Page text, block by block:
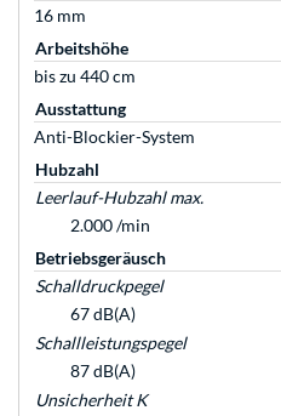
16 mm
Arbeitshöhe
bis zu 440 cm
Ausstattung
Anti-Blockier-System
Hubzahl
Leerlauf-Hubzahl max.
2.000 /min
Betriebsgeräusch
Schalldruckpegel
67 dB(A)
Schallleistungspegel
87 dB(A)
Unsicherheit K